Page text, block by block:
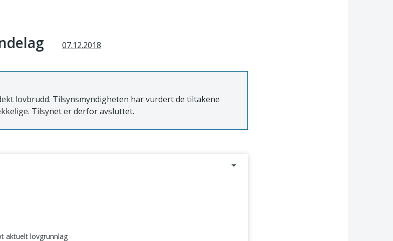
07.12.2018
lovbrudd. Tilsynsmyndigheten har vurdert de tiltakene
Tilsynet er derfor avsluttet.
aktuelt lovgrunnlag